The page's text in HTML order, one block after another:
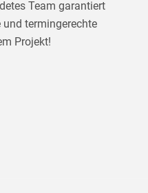
Team garantiert
termingerechte
Projekt!